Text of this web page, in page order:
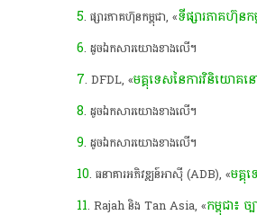
5. ផ្សារភាគហ៊ុនកម្ពុជា, «ទីផ្សារភាគហ៊ុនក
6. ដូចឯកសារយោងខាងលើ។
7. DFDL, «មគ្គុទេសនៃការវិនិយោគន
8. ដូចឯកសារយោងខាងលើ។
9. ដូចឯកសារយោងខាងលើ។
10. ធនាគារអភិវឌ្ឍន៍អាស៊ី (ADB), «មគ្គុ
11. Rajah និង Tan Asia, «កម្ពុជា៖